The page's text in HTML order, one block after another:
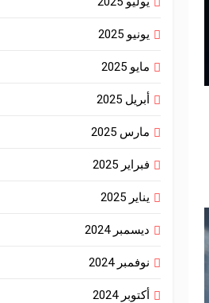
يونيو 2025
مايو 2025
أبريل 2025
مارس 2025
فبراير 2025
يناير 2025
ديسمبر 2024
نوفمبر 2024
أكتوبر 2024